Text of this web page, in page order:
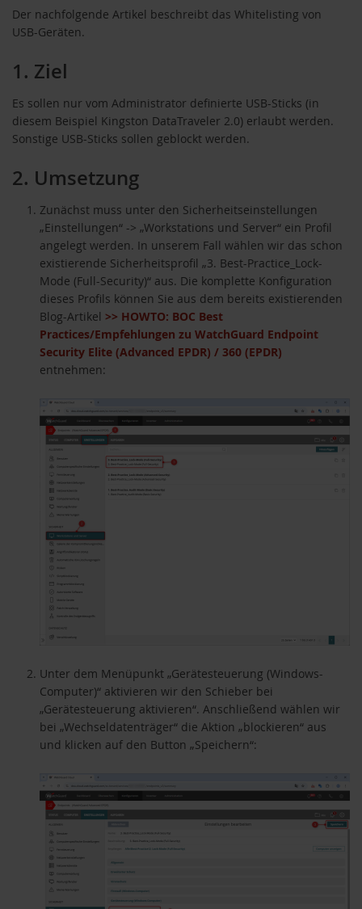
Der nachfolgende Artikel beschreibt das Whitelisting von
USB-Geräten.
1. Ziel
Es sollen nur vom Administrator definierte USB-Sticks (in
diesem Beispiel Kingston DataTraveler 2.0) erlaubt werden.
Sonstige USB-Sticks sollen geblockt werden.
2. Umsetzung
Zunächst muss unter den Sicherheitseinstellungen
„Einstellungen“ -> „Workstations und Server“ ein Profil
angelegt werden. In unserem Fall wählen wir das schon
existierende Sicherheitsprofil „3. Best-Practice_Lock-
Mode (Full-Security)“ aus. Die komplette Konfiguration
dieses Profils können Sie aus dem bereits existierenden
Blog-Artikel >> HOWTO: BOC Best
Practices/Empfehlungen zu WatchGuard Endpoint
Security Elite (Advanced EPDR) / 360 (EPDR)
entnehmen:
Unter dem Menüpunkt „Gerätesteuerung (Windows-
Computer)“ aktivieren wir den Schieber bei
„Gerätesteuerung aktivieren“. Anschließend wählen wir
bei „Wechseldatenträger“ die Aktion „blockieren“ aus
und klicken auf den Button „Speichern“: